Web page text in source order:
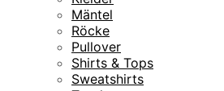
Mäntel
Röcke
Pullover
Shirts & Tops
Sweatshirts